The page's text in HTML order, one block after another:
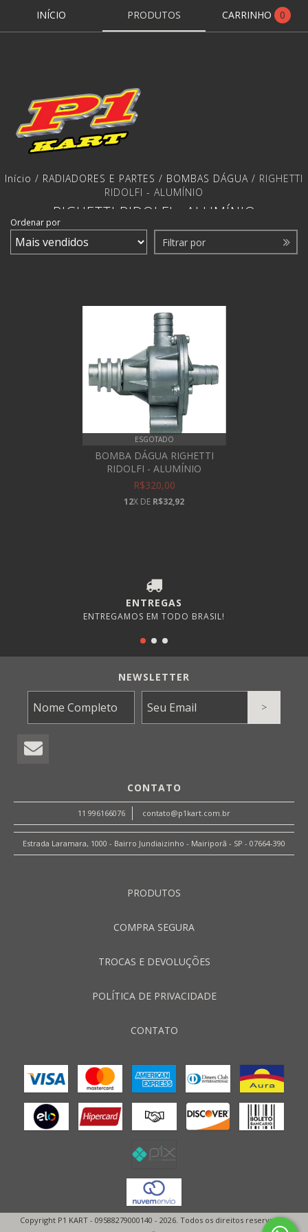
INÍCIO PRODUTOS CARRINHO 0
Início / RADIADORES E PARTES / BOMBAS DÁGUA / RIGHETTI
RIDOLFI - ALUMÍNIO
RIGHETTI RIDOLFI - ALUMÍNIO
Ordenar por
Filtrar por
ESGOTADO
BOMBA DÁGUA RIGHETTI
RIDOLFI - ALUMÍNIO
R$320,00
12X DE R$32,92
ENTREGAS
ENTREGAMOS EM TODO BRASIL!
NEWSLETTER
CONTATO
11 996166076 contato@p1kart.com.br
Estrada Laramara, 1000 - Bairro Jundiaizinho - Mairiporã - SP - 07664-390
PRODUTOS
COMPRA SEGURA
TROCAS E DEVOLUÇÕES
POLÍTICA DE PRIVACIDADE
CONTATO
Copyright P1 KART - 09588279000140 - 2026. Todos os direitos reservados.